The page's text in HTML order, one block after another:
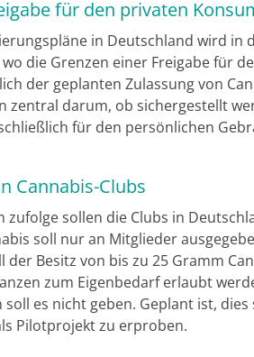
für den privaten
in Deutschland wird in
die Grenzen einer Freigabe für
der geplanten Zulassung von
zentral darum, ob sichergestellt
für den persönlichen
Cannabis-Clubs
zufolge sollen die Clubs in
soll nur an Mitglieder
Besitz von bis zu 25 Gramm
zum Eigenbedarf erlaubt
es nicht geben. Geplant ist,
Pilotprojekt zu erproben.